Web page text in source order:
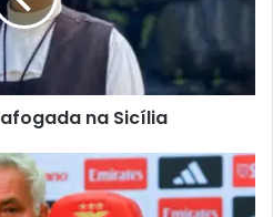
na Sicília